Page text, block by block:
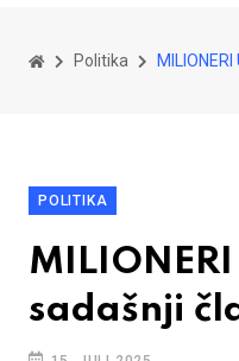
Politika
POLITIKA
sadašnji